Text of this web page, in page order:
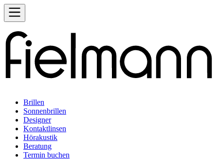
Brillen
Sonnenbrillen
Designer
Kontaktlinsen
Hörakustik
Beratung
Termin buchen